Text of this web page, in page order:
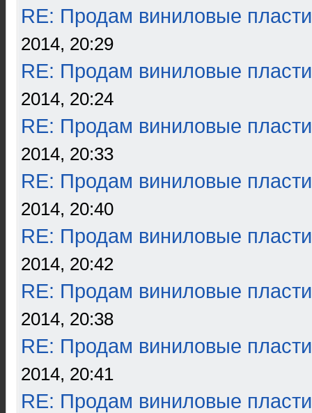
RE: Продам виниловые
2014, 20:29
RE: Продам виниловые
2014, 20:24
RE: Продам виниловые
2014, 20:33
RE: Продам виниловые
2014, 20:40
RE: Продам виниловые
2014, 20:42
RE: Продам виниловые
2014, 20:38
RE: Продам виниловые
2014, 20:41
RE: Продам виниловые